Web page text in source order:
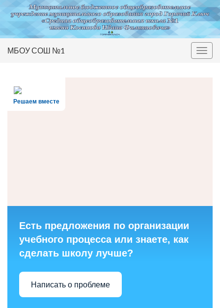
Вкл/
МБОУ СОШ №1
Решаем вместе
Есть предложения по организации
учебного процесса или знаете, как
сделать школу лучше?
Написать о проблеме